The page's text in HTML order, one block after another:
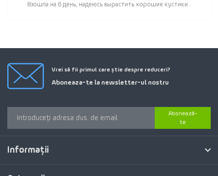
Взошла на 6 день, надеюсь вырастить хорошие кустики..
Vrei să fii primul care știe despre reduceri?
Aboneaza-te la newsletter-ul nostru
Abonează-
te
Informaţii